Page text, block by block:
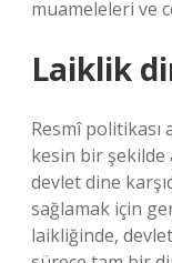
muameleleri ve
Laiklik
Resmî
kesin bir şekilde
devlet dine
sağlamak için
laikliğinde,